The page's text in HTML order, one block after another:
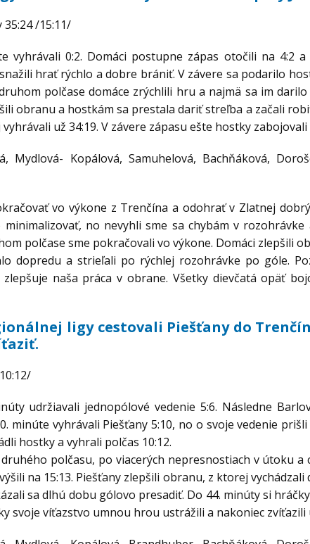
/15:11/
vyhrávali 0:2. Domáci postupne zápas otočili na 4:2
hrať rýchlo a dobre brániť. V závere sa podarilo
polčase domáce zrýchlili hru a najmä sa im
obranu a hostkám sa prestala dariť streľba a začali
už 34:19. V závere zápasu ešte hostky
Mydlová- Kopálová, Samuhelová, Bachňáková,
vo výkone z Trenčína a odohrať v Zlatnej
no nevyhli sme sa chybám v
polčase sme pokračovali vo výkone. Domáci zlepšili
dopredu a strieľali po rýchlej rozohrávke po góle.
naša práca v obrane. Všetky dievčatá opäť
ligy cestovali Piešťany do
udržiavali jednopólové vedenie 5:6. Následne
minúte vyhrávali Piešťany 5:10, no o svoje vedenie
hostky a vyhrali polčas 10:12.
polčasu, po viacerých nepresnostiach v útoku
na 15:13. Piešťany zlepšili obranu, z ktorej
sa dlhú dobu gólovo presadiť. Do 44. minúty si
svoje víťazstvo umnou hrou ustrážili a nakoniec